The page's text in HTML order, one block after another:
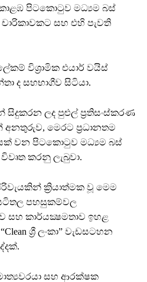
පිටකොටුව මධ්‍යම බස්
සහ එහි පැවති
විශ්‍රාමික එයාර් වයිස්
ද සහභාගීව සිටියා.
සිදුකරන ලද පුළුල් ප්‍රතිසංස්කරණ
මෙරට ප්‍රධානතම
වන පිටකොටුව මධ්‍යම බස්
කරනු ලැබුවා.
ක්‍රියාත්මක වූ මෙම
යටිතල පහසුකම්වල
සහ කාර්යක්‍ෂමතාව ඉහළ
ශ්‍රී ලංකා” වැඩසටහන
සහ ආරක්ෂක